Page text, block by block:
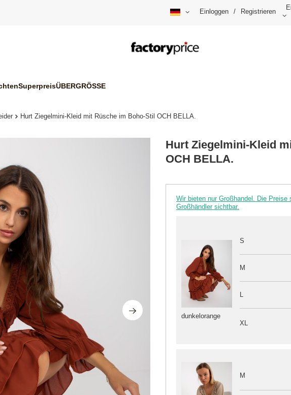
Einloggen / Registrieren
SuperpreisÜBERGRÖSSE
Hurt Ziegelmini-Kleid mit Rüsche im Boho-Stil OCH BELLA.
Hurt Ziegelmini-Kleid
OCH BELLA.
Wir bieten nur Großhandel. Die
Großhändler sichtbar.
M
dunkelorange
S
M
L
XL